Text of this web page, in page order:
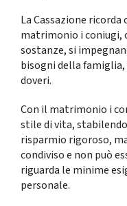
La Cassazione ricorda
matrimonio i coniugi,
sostanze, si
bisogni della
doveri.
Con il matrimonio i
stile di vita,
risparmio rigoroso,
condiviso e non può
riguarda le minime
personale.